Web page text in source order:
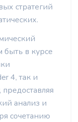
стратегий
в курсе
4, так и
анализ и
сочетанию